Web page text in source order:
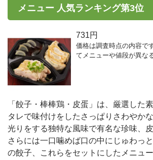
メニュー 人気ランキング第3位
731円
価格は調査時点の内容で
てメニューや値段が異な
「餃子・棒棒鶏・皮蛋」は、厳選した
タレで味付けをしたさっぱりさわやか
光りをする独特な風味で有名な珍味、
さらには一口噛めば口の中にじゅわっ
の餃子、これらをセットにしたメニュ